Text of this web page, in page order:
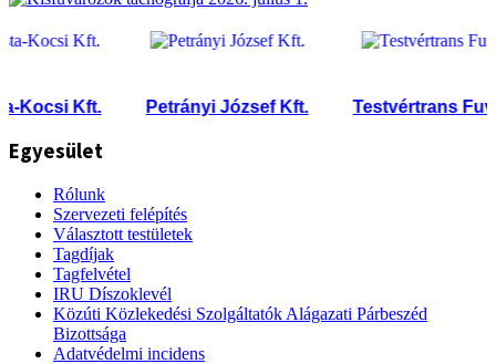
Kft. Petrányi József Kft. Testvértrans
Egyesület
Rólunk
Szervezeti felépítés
Választott testületek
Tagdíjak
Tagfelvétel
IRU Díszoklevél
Közúti Közlekedési Szolgáltatók Alágazati Párbeszéd
Bizottsága
Adatvédelmi incidens